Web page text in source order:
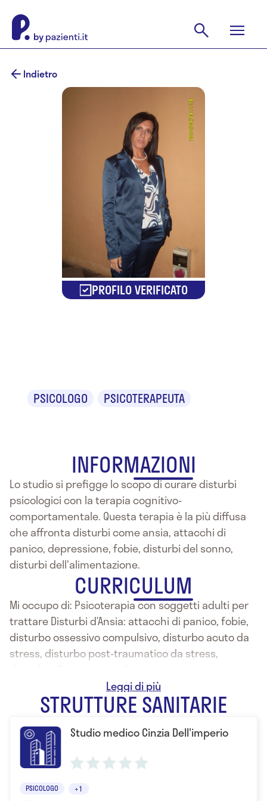
Indietro
PROFILO VERIFICATO
PSICOLOGO PSICOTERAPEUTA
INFORMAZIONI
Lo studio si prefigge lo scopo di curare disturbi
psicologici con la terapia cognitivo-
comportamentale. Questa terapia è la più diffusa
che affronta disturbi come ansia, attacchi di
panico, depressione, fobie, disturbi del sonno,
disturbi dell'alimentazione.
CURRICULUM
Mi occupo di: Psicoterapia con soggetti adulti per
trattare Disturbi d’Ansia: attacchi di panico, fobie,
disturbo ossessivo compulsivo, disturbo acuto da
stress, disturbo post-traumatico da stress,
Psicoterapia con soggetti adulti per trattare
Disturbi dell’Umore: depressione, disturbo maniaco
depressivo (bipolare)
Psicoterapia con adolescenti per trattare Disturbi
alimentari: anoressia, bulimia.
Psicoterapia con soggetti adulti per trattare
Disturbi di Personalità: paranoide, schizoide,
STRUTTURE SANITARIE
Studio medico Cinzia Dell'imperio
PSICOLOGO +1